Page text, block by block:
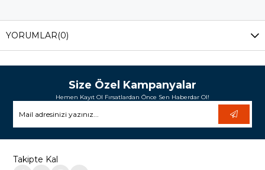
YORUMLAR(0)
Size Özel Kampanyalar
Hemen Kayıt Ol Fırsatlardan Önce Sen Haberdar Ol!
Takipte Kal